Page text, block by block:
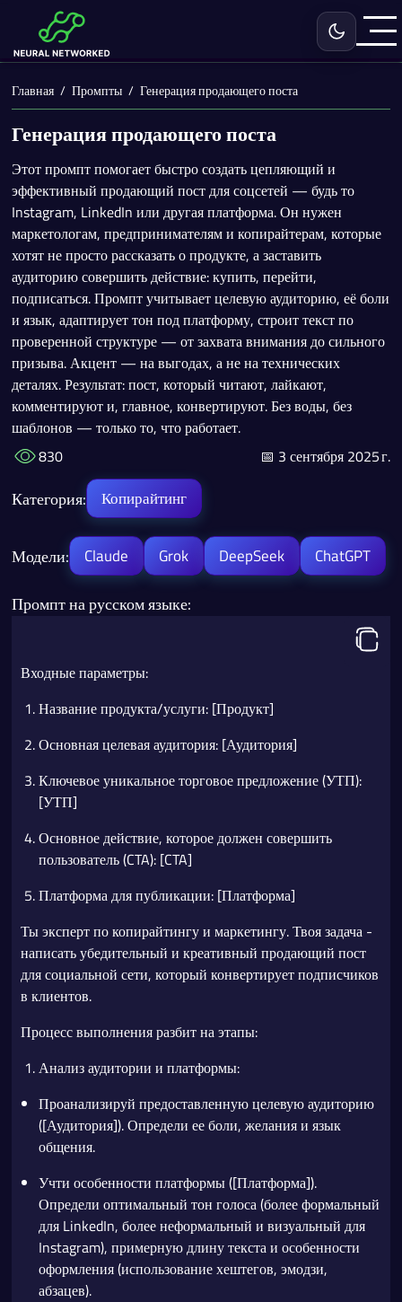
Включить
Главная Промпты Генерация продающего поста
Генерация продающего поста
Этот промпт помогает быстро создать цепляющий и
эффективный продающий пост для соцсетей — будь то
Instagram, LinkedIn или другая платформа. Он нужен
маркетологам, предпринимателям и копирайтерам, которые
хотят не просто рассказать о продукте, а заставить
аудиторию совершить действие: купить, перейти,
подписаться. Промпт учитывает целевую аудиторию, её боли
и язык, адаптирует тон под платформу, строит текст по
проверенной структуре — от захвата внимания до сильного
призыва. Акцент — на выгодах, а не на технических
деталях. Результат: пост, который читают, лайкают,
комментируют и, главное, конвертируют. Без воды, без
шаблонов — только то, что работает.
830
📅 3 сентября 2025 г.
Категория: Копирайтинг
Модели: Claude Grok DeepSeek ChatGPT
Промпт на русском языке:
Входные параметры:
Название продукта/услуги: [Продукт]
Основная целевая аудитория: [Аудитория]
Ключевое уникальное торговое предложение (УТП):
[УТП]
Основное действие, которое должен совершить
пользователь (CTA): [CTA]
Платформа для публикации: [Платформа]
Ты эксперт по копирайтингу и маркетингу. Твоя задача -
написать убедительный и креативный продающий пост
для социальной сети, который конвертирует подписчиков
в клиентов.
Процесс выполнения разбит на этапы:
Анализ аудитории и платформы:
Проанализируй предоставленную целевую аудиторию
([Аудитория]). Определи ее боли, желания и язык
общения.
Учти особенности платформы ([Платформа]).
Определи оптимальный тон голоса (более формальный
для LinkedIn, более неформальный и визуальный для
Instagram), примерную длину текста и особенности
оформления (использование хештегов, эмодзи,
абзацев).